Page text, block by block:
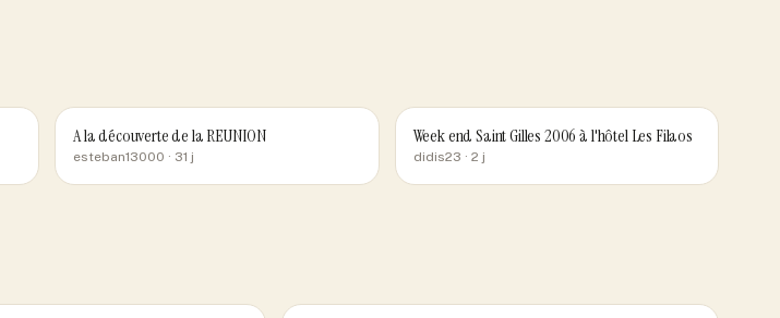
A la découverte de la REUNION
esteban13000 · 31 j
Week end Saint Gilles 2006 à l'hôtel Les Filaos
didis23 · 2 j